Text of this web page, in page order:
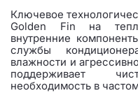
Ключевое
Golden Fin на
внутренние
службы
влажности и
поддерживает
необходимость в